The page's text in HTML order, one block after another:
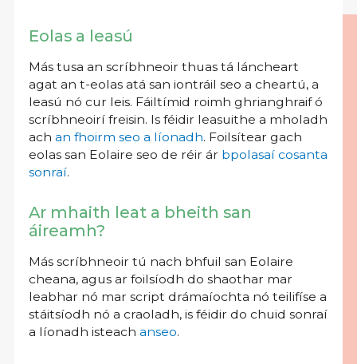
Eolas a leasú
Más tusa an scríbhneoir thuas tá láncheart
agat an t-eolas atá san iontráil seo a cheartú, a
leasú nó cur leis. Fáiltímid roimh ghrianghraif ó
scríbhneoirí freisin. Is féidir leasuithe a mholadh
ach an fhoirm seo a líonadh. Foilsítear gach
eolas san Eolaire seo de réir ár bpolasaí cosanta
sonraí.
Ar mhaith leat a bheith san
áireamh?
Más scríbhneoir tú nach bhfuil san Eolaire
cheana, agus ar foilsíodh do shaothar mar
leabhar nó mar script drámaíochta nó teilifíse a
stáitsíodh nó a craoladh, is féidir do chuid sonraí
a líonadh isteach anseo.